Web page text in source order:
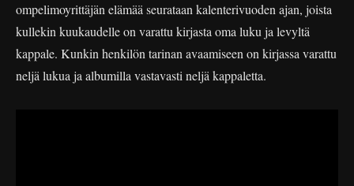
ompelimoyrittäjän elämää seurataan kalenterivuoden ajan, joista
kullekin kuukaudelle on varattu kirjasta oma luku ja levyltä
kappale. Kunkin henkilön tarinan avaamiseen on kirjassa varattu
neljä lukua ja albumilla vastavasti neljä kappaletta.